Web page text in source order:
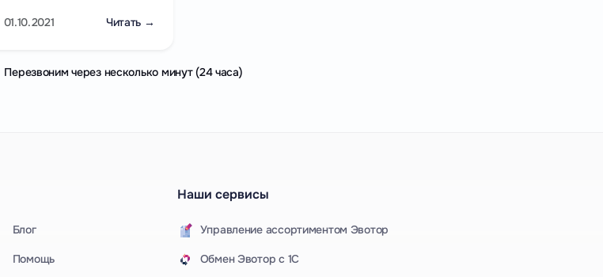
01.10.2021 Читать →
Перезвоним через несколько минут (24 часа)
Блог
Помощь
Наши сервисы
Управление ассортиментом Эвотор
Обмен Эвотор с 1С